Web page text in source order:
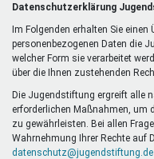
Datenschutzerklärung
Im Folgenden erhalten Sie einen
personenbezogenen Daten die
welcher Form sie verarbeitet
über die Ihnen zustehenden
Die Jugendstiftung ergreift alle
erforderlichen Maßnahmen, um
zu gewährleisten. Bei allen
Wahrnehmung Ihrer Rechte auf
datenschutz@jugendstiftung.de